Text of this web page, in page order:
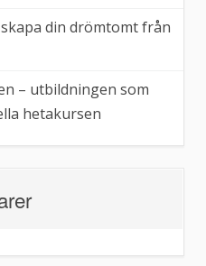
din drömtomt från
– utbildningen som
hetakursen